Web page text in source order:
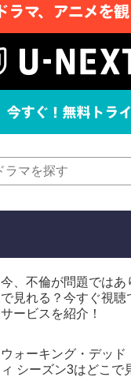
今、不倫が問題ではあ
で見れる？今すぐ視聴
サービスを紹介！
ウォーキング・デッド
ィ シーズン3はどこで